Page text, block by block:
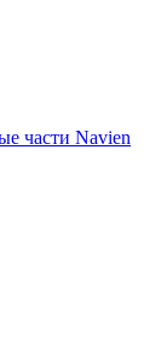
части Navien